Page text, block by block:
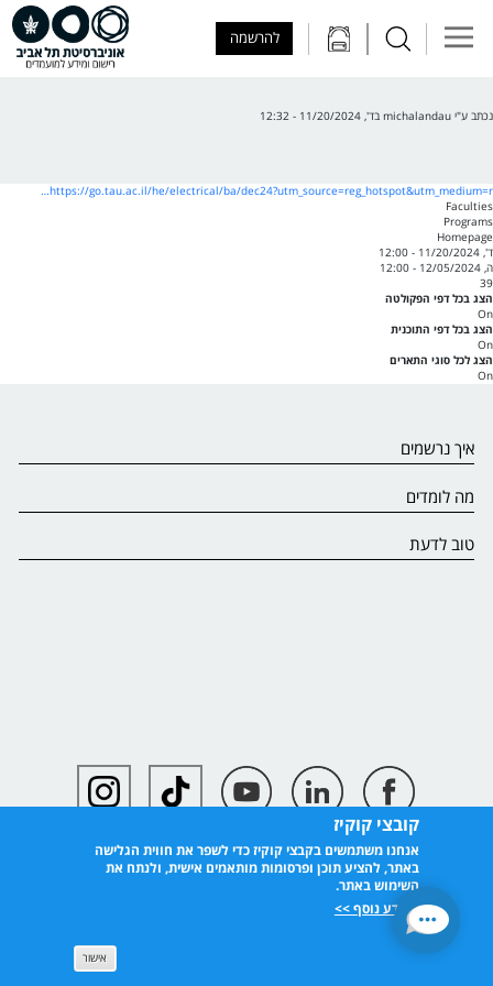
קובצי קוקיז
אנחנו משתמשים בקבצי קוקיז כדי לשפר את חווית הגלישה
באתר, להציע תוכן ופרסומות מותאמים אישית, ולנתח את
השימוש באתר.
למידע נוסף >>
אישור
להרשמה
נכתב ע"י michalandau בד', 11/20/2024 - 12:32
https://go.tau.ac.il/he/electrical/ba/dec24?utm_source=reg_hotspot&utm_medium=r…
Faculties
Programs
Homepage
ד', 11/20/2024 - 12:00
ה, 12/05/2024 - 12:00
39
הצג בכל דפי הפקולטה
On
הצג בכל דפי התוכנית
On
הצג לכל סוגי התארים
On
איך נרשמים
מה לומדים
טוב לדעת